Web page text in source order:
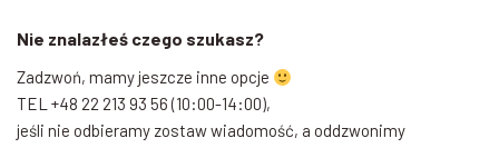
Nie znalazłeś czego szukasz?
Zadzwoń, mamy jeszcze inne opcje
TEL +48 22 213 93 56 (10:00-14:00),
jeśli nie odbieramy zostaw wiadomość, a oddzwonimy